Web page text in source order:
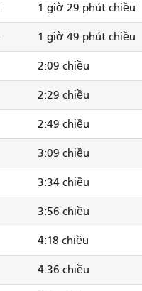
1 giờ 29 phút chiều
1 giờ 49 phút chiều
2:09 chiều
2:29 chiều
2:49 chiều
3:09 chiều
3:34 chiều
3:56 chiều
4:18 chiều
4:36 chiều